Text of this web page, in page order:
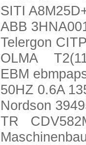
SITI
ABB
Telergon
OLMA
EBM
50HZ 0.6A
Nordson
TR